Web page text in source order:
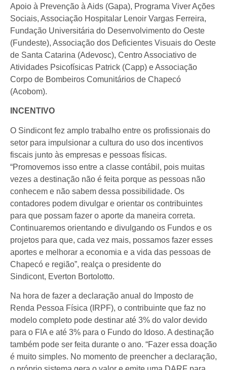
Apoio à Prevenção à Aids (Gapa), Programa Viver Ações
Sociais, Associação Hospitalar Lenoir Vargas Ferreira,
Fundação Universitária do Desenvolvimento do Oeste
(Fundeste), Associação dos Deficientes Visuais do Oeste
de Santa Catarina (Adevosc), Centro Associativo de
Atividades Psicofísicas Patrick (Capp) e Associação
Corpo de Bombeiros Comunitários de Chapecó
(Acobom).
INCENTIVO
O Sindicont fez amplo trabalho entre os profissionais do
setor para impulsionar a cultura do uso dos incentivos
fiscais junto às empresas e pessoas físicas.
“Promovemos isso entre a classe contábil, pois muitas
vezes a destinação não é feita porque as pessoas não
conhecem e não sabem dessa possibilidade. Os
contadores podem divulgar e orientar os contribuintes
para que possam fazer o aporte da maneira correta.
Continuaremos orientando e divulgando os Fundos e os
projetos para que, cada vez mais, possamos fazer esses
aportes e melhorar a economia e a vida das pessoas de
Chapecó e região”, realça o presidente do
Sindicont, Everton Bortolotto.
Na hora de fazer a declaração anual do Imposto de
Renda Pessoa Física (IRPF), o contribuinte que faz no
modelo completo pode destinar até 3% do valor devido
para o FIA e até 3% para o Fundo do Idoso. A destinação
também pode ser feita durante o ano. “Fazer essa doação
é muito simples. No momento de preencher a declaração,